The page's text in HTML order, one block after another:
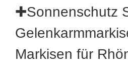
✚Sonnenschutz
Markisen für